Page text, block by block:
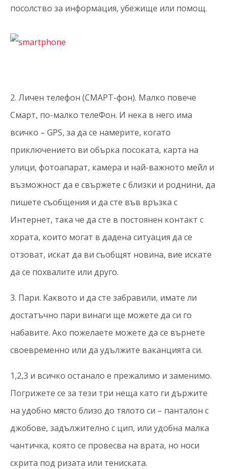
посолство за информация, убежище или помощ.
2. Личен телефон (СМАРТ-фон). Малко повече
Смарт, по-малко телеФон. И нека в него има
всичко – GPS, за да се намерите, когато
приключението ви обърка посоката, карта на
улици, фотоапарат, камера и най-важното мейл и
възможност да е свържете с близки и роднини, да
пишете съобщения и да сте във връзка с
Интернет, така че да сте в постоянен контакт с
хората, които могат в дадена ситуация да се
отзоват, искат да ви съобщят новина, вие искате
да се похвалите или друго.
3. Пари. Каквото и да сте забравили, имате ли
достатъчно пари винаги ще можете да си го
набавите. Ако пожелаете можете да се върнете
своевременно или да удължите ваканцията си.
1,2,3 и всичко останало е прежалимо и заменимо.
Погрижете се за тези три неща като ги държите
на удобно място близо до тялото си – панталон с
джобове, задължително с цип, или удобна малка
чантичка, която се провесва на врата, но носи
скрита под ризата или тениската.